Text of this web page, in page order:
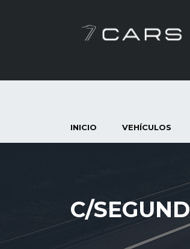
INICIO VEHÍCULOS
C/